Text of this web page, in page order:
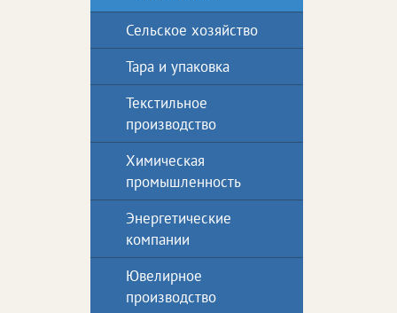
Сельское хозяйство
Тара и упаковка
Текстильное
производство
Химическая
промышленность
Энергетические
компании
Ювелирное
производство